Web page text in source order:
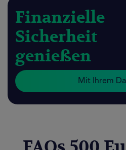
Finanzielle
Sicherheit
genießen
Mit Ihrem